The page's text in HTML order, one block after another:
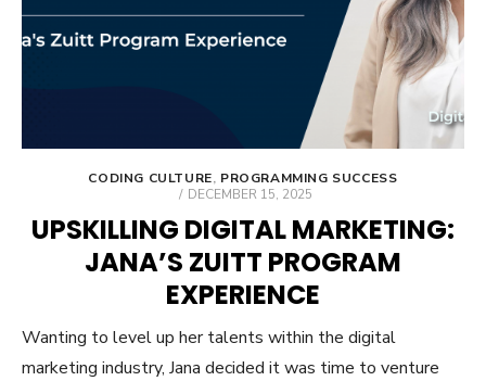
CODING CULTURE, PROGRAMMING SUCCESS
POSTED
DECEMBER 15, 2025
UPSKILLING DIGITAL MARKETING:
JANA’S ZUITT PROGRAM
EXPERIENCE
Wanting to level up her talents within the digital
marketing industry, Jana decided it was time to venture